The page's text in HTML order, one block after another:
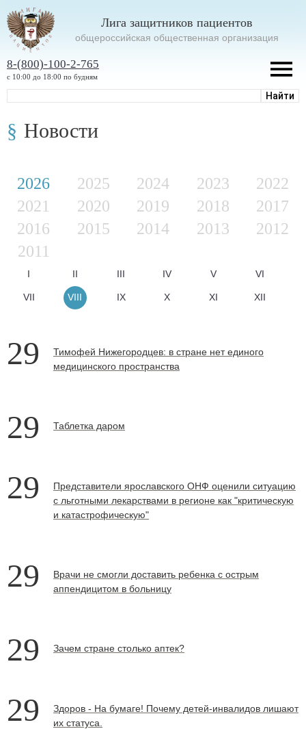
Лига защитников пациентов
oбщероссийская общественная организация
8-(800)-100-2-765
с 10:00 до 18:00 по будням
Новости
2026 2025 2024 2023
2022
2021
2020 2019 2018
2017
2016
2015 2014 2013
2012
2011
I II III IV V VI
VII VIII IX X XI XII
29
Тимофей Нижегородцев: в стране нет единого
медицинского пространства
29 Таблетка даром
29
Представители ярославского ОНФ оценили ситуацию
с льготными лекарствами в регионе как "критическую
и катастрофическую"
29
Врачи не смогли доставить ребенка с острым
аппендицитом в больницу
29 Зачем стране столько аптек?
29
Здоров - На бумаге! Почему детей-инвалидов лишают
их статуса.